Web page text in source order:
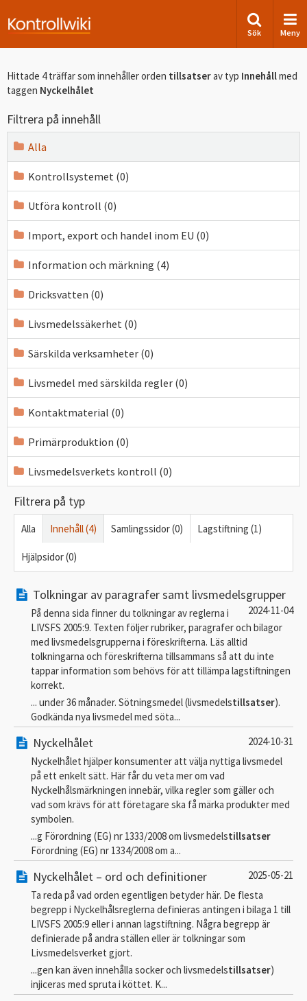
Sök Meny
Hittade 4 träffar som innehåller orden tillsatserav typ Innehållmed
taggen Nyckelhålet
Filtrera på innehåll
Alla
Kontrollsystemet (0)
Utföra kontroll (0)
Import, export och handel inom EU (0)
Information och märkning (4)
Dricksvatten (0)
Livsmedelssäkerhet (0)
Särskilda verksamheter (0)
Livsmedel med särskilda regler (0)
Kontaktmaterial (0)
Primärproduktion (0)
Livsmedelsverkets kontroll (0)
Filtrera på typ
Alla Innehåll (4) Samlingssidor (0) Lagstiftning (1)
Hjälpsidor (0)
Tolkningar av paragrafer samt livsmedelsgrupper
2024-11-04
På denna sida finner du tolkningar av reglerna i
LIVSFS 2005:9. Texten följer rubriker, paragrafer och bilagor
med livsmedelsgrupperna i föreskrifterna. Läs alltid
tolkningarna och föreskrifterna tillsammans så att du inte
tappar information som behövs för att tillämpa lagstiftningen
korrekt.
... under 36 månader. Sötningsmedel (livsmedelstillsatser).
Godkända nya livsmedel med söta...
Nyckelhålet
2024-10-31
Nyckelhålet hjälper konsumenter att välja nyttiga livsmedel
på ett enkelt sätt. Här får du veta mer om vad
Nyckelhålsmärkningen innebär, vilka regler som gäller och
vad som krävs för att företagare ska få märka produkter med
symbolen.
...g Förordning (EG) nr 1333/2008 om livsmedelstillsatser
Förordning (EG) nr 1334/2008 om a...
Nyckelhålet – ord och definitioner
2025-05-21
Ta reda på vad orden egentligen betyder här. De flesta
begrepp i Nyckelhålsreglerna definieras antingen i bilaga 1 till
LIVSFS 2005:9 eller i annan lagstiftning. Några begrepp är
definierade på andra ställen eller är tolkningar som
Livsmedelsverket gjort.
...gen kan även innehålla socker och livsmedelstillsatser)
injiceras med spruta i köttet. K...